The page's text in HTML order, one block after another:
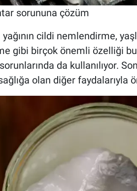
sorununa çözüm
cildi nemlendirme,
gibi birçok önemli özelliği
da kullanılıyor.
olan diğer faydalarıyla